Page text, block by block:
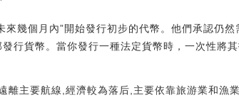
幾個月內”開始發行初步的代幣。他們承認仍
行貨幣。當你發行一種法定貨幣時，一次性將
主要航線,經濟較為落后,主要依靠旅游業和漁